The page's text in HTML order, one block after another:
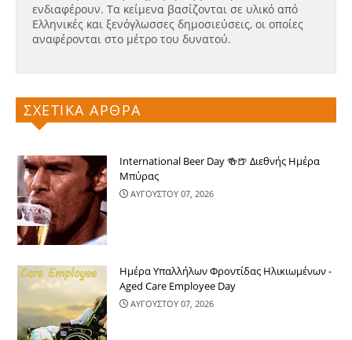
ενδιαφέρουν. Τα κείμενα βασίζονται σε υλικό από
Ελληνικές και ξενόγλωσσες δημοσιεύσεις, οι οποίες
αναφέρονται στο μέτρο του δυνατού.
ΣΧΕΤΙΚΑ ΑΡΘΡΑ
International Beer Day 🍻🍺 Διεθνής Ημέρα
Μπύρας
ΑΥΓΟΥΣΤΟΥ 07, 2026
Ημέρα Υπαλλήλων Φροντίδας Ηλικιωμένων -
Aged Care Employee Day
ΑΥΓΟΥΣΤΟΥ 07, 2026